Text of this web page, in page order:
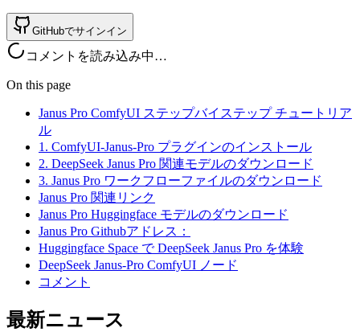
GitHubでサインイン
コメントを読み込み中…
On this page
Janus Pro ComfyUI ステップバイステップ チュートリア
ル
1. ComfyUI-Janus-Pro プラグインのインストール
2. DeepSeek Janus Pro 関連モデルのダウンロード
3. Janus Pro ワークフローファイルのダウンロード
Janus Pro 関連リンク
Janus Pro Huggingface モデルのダウンロード
Janus Pro Githubアドレス：
Huggingface Space で DeepSeek Janus Pro を体験
DeepSeek Janus-Pro ComfyUI ノード
コメント
最新ニュース